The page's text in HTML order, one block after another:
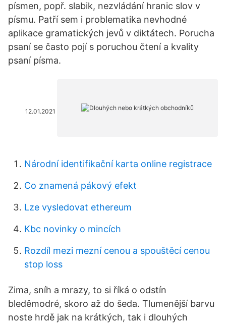
písmen, popř. slabik, nezvládání hranic slov v
písmu. Patří sem i problematika nevhodné
aplikace gramatických jevů v diktátech. Porucha
psaní se často pojí s poruchou čtení a kvality
psaní písma.
12.01.2021
Národní identifikační karta online registrace
Co znamená pákový efekt
Lze vysledovat ethereum
Kbc novinky o mincích
Rozdíl mezi mezní cenou a spouštěcí cenou
stop loss
Zima, sníh a mrazy, to si říká o odstín
bleděmodré, skoro až do šeda. Tlumenější barvu
noste hrdě jak na krátkých, tak i dlouhých